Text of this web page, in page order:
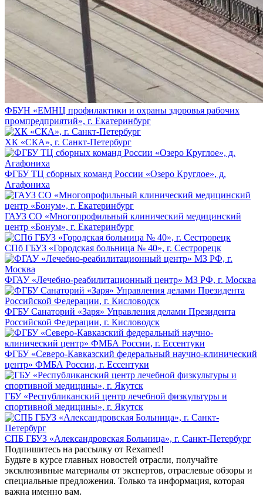
ФБУН «ЕМНЦ профилактики и охраны здоровья рабочих
промпредприятий», г. Екатеринбург
ХК «СКА», г. Санкт-Петербург
ФГБУ ТЦ сборных команд России «Озеро Круглое», д.
Агафониха
ГАУЗ СО «Многопрофильный клинический медицинский
центр «Бонум», г. Екатеринбург
СПб ГБУЗ «Городская больница № 40», г. Сестрорецк
ФГАУ «Лечебно-реабилитационный центр» МЗ РФ, г. Москва
ФГБУ Санаторий «Заря» Управления делами Президента
Российской Федерации, г. Кисловодск
ФГБУ «Северо-Кавказский федеральный научно-клинический
центр» ФМБА России, г. Ессентуки
ГБУ «Республиканский центр лечебной физкультуры и
спортивной медицины», г. Якутск
СПБ ГБУЗ «Александровская Больница», г. Санкт-Петербург
Подпишитесь на рассылку от Rexamed!
Будьте в курсе главных новостей отрасли, получайте
эксклюзивные материалы от экспертов, отраслевые обзоры и
специальные предложения. Только та информация, которая
важна именно вам.